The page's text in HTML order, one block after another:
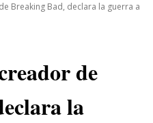
Breaking Bad, declara la guerra a
de
la